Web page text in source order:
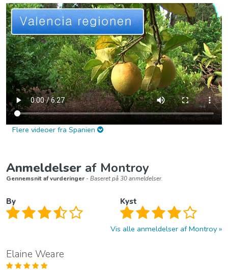
Flere videoer fra Spanien
Anmeldelser af Montroy
Gennemsnit af vurderinger - Baseret på 30 anmeldelser.
By Kyst
Vis alle anmeldelser af Montroy
Elaine Weare